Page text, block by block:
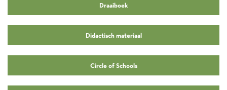
Draaiboek
Didactisch materiaal
Circle of Schools